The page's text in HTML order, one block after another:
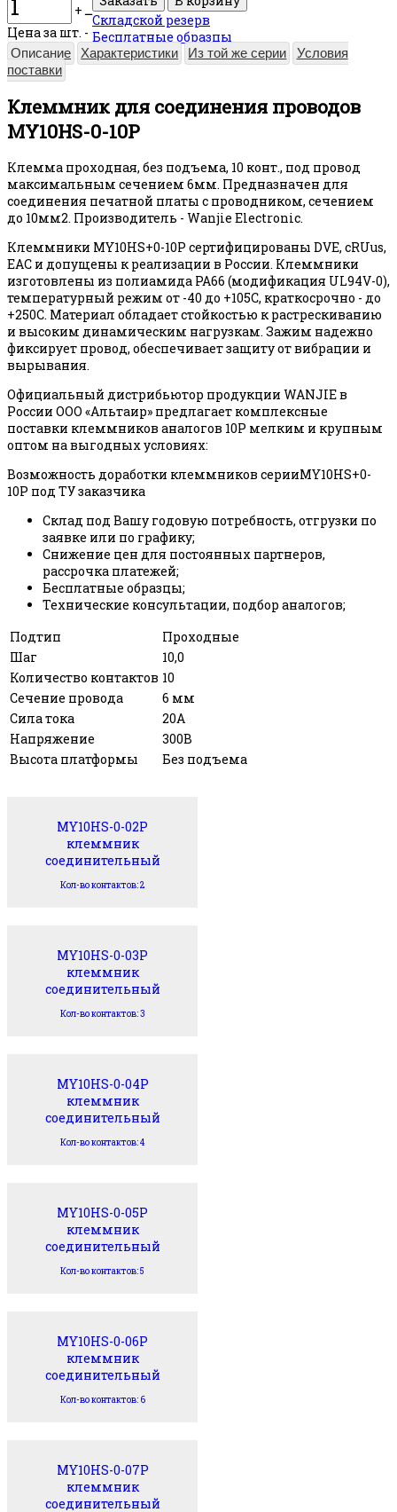
+ ــ
Цена за шт. -
Складской резерв
Бесплатные образцы
Описание Характеристики Из той же серии
Условия
поставки
Клеммник для соединения проводов
MY10HS-0-10P
Клемма проходная, без подъема, 10 конт., под провод
максимальным сечением 6мм. Предназначен для
соединения печатной платы с проводником, сечением
до 10мм2. Производитель - Wanjie Electronic.
Клеммники MY10HS+0-10P сертифицированы DVE, cRUus,
EAC и допущены к реализации в России. Клеммники
изготовлены из полиамида PA66 (модификация UL94V-0),
температурный режим от -40 до +105С, краткосрочно - до
+250С. Материал обладает стойкостью к растрескиванию
и высоким динамическим нагрузкам. Зажим надежно
фиксирует провод, обеспечивает защиту от вибрации и
вырывания.
Официальный дистрибьютор продукции WANJIE в
России ООО «Альтаир» предлагает комплексные
поставки клеммников аналогов 10P мелким и крупным
оптом на выгодных условиях:
Возможность доработки клеммников серииMY10HS+0-
10P под ТУ заказчика
Склад под Вашу годовую потребность, отгрузки по
заявке или по графику;
Снижение цен для постоянных партнеров,
рассрочка платежей;
Бесплатные образцы;
Технические консультации, подбор аналогов;
Подтип
Проходные
Шаг
10,0
Количество контактов 10
Сечение провода
6 мм
Сила тока
20А
Напряжение
300В
Высота платформы
Без подъема
MY10HS-0-02P
клеммник
соединительный
Кол-во контактов: 2
MY10HS-0-03P
клеммник
соединительный
Кол-во контактов: 3
MY10HS-0-04P
клеммник
соединительный
Кол-во контактов: 4
MY10HS-0-05P
клеммник
соединительный
Кол-во контактов: 5
MY10HS-0-06P
клеммник
соединительный
Кол-во контактов: 6
MY10HS-0-07P
клеммник
соединительный